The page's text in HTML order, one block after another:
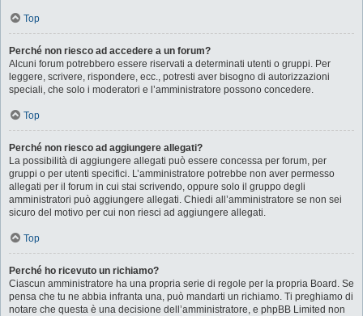
Top
Perché non riesco ad accedere a un forum?
Alcuni forum potrebbero essere riservati a determinati utenti o gruppi. Per
leggere, scrivere, rispondere, ecc., potresti aver bisogno di autorizzazioni
speciali, che solo i moderatori e l’amministratore possono concedere.
Top
Perché non riesco ad aggiungere allegati?
La possibilità di aggiungere allegati può essere concessa per forum, per
gruppi o per utenti specifici. L’amministratore potrebbe non aver permesso
allegati per il forum in cui stai scrivendo, oppure solo il gruppo degli
amministratori può aggiungere allegati. Chiedi all’amministratore se non sei
sicuro del motivo per cui non riesci ad aggiungere allegati.
Top
Perché ho ricevuto un richiamo?
Ciascun amministratore ha una propria serie di regole per la propria Board. Se
pensa che tu ne abbia infranta una, può mandarti un richiamo. Ti preghiamo di
notare che questa è una decisione dell’amministratore, e phpBB Limited non